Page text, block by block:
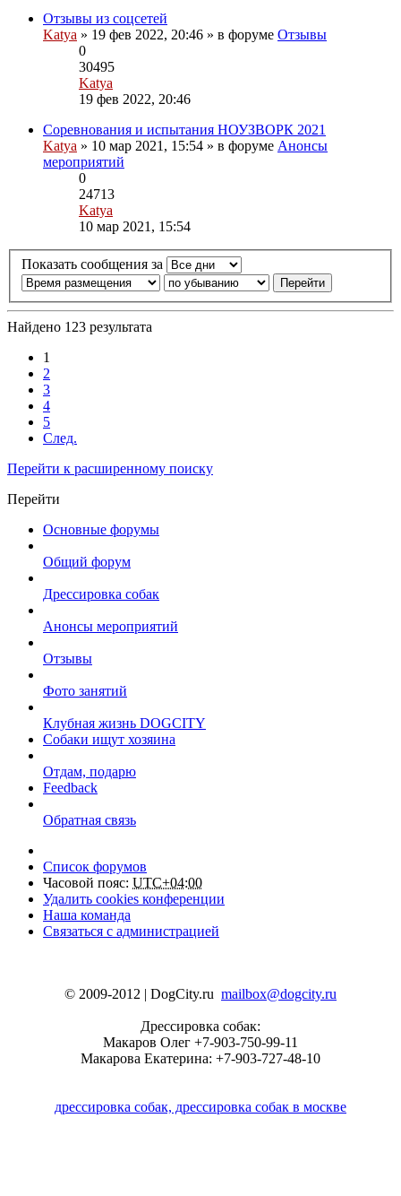
последнему
сообщению
Отзывы из соцсетей
Вложения
Katya » 19 фев 2022, 20:46 » в форуме Отзывы
0
30495
Katya
Перейти
последнему
сообщению
19 фев 2022, 20:46
Соревнования и испытания НОУЗВОРК 2021
Katya » 10 мар 2021, 15:54 » в форуме Анонсы
мероприятий
0
24713
Katya
Перейти
последнему
сообщению
10 мар 2021, 15:54
Показать сообщения за
Найдено 123 результата
1
2
3
4
5
След.
Перейти к расширенному поиску
Перейти
Основные форумы
Общий форум
Дрессировка собак
Анонсы мероприятий
Отзывы
Фото занятий
Клубная жизнь DOGCITY
Собаки ищут хозяина
Отдам, подарю
Feedback
Обратная связь
Список форумов
Часовой пояс: UTC+04:00
Удалить cookies конференции
Наша команда
Связаться с администрацией
© 2009-2012 | DogCity.ru mailbox@dogcity.ru
Дрессировка собак:
Макаров Олег +7-903-750-99-11
Макарова Екатерина: +7-903-727-48-10
дрессировка собак, дрессировка собак в москве